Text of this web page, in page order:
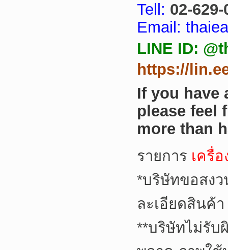
Tell: 02-629-
Email:
LINE ID:
https://
If you have
please feel
more than
รายการ เครื่
*บริษัทขอสงว
ละเอียดสินค้
**บริษัทไม่รับ